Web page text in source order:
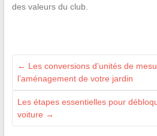
des valeurs du club.
← Les conversions d’unités de
l’aménagement de votre jardin
Les étapes essentielles pour
voiture →